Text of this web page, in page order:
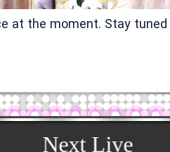
at the moment. Stay